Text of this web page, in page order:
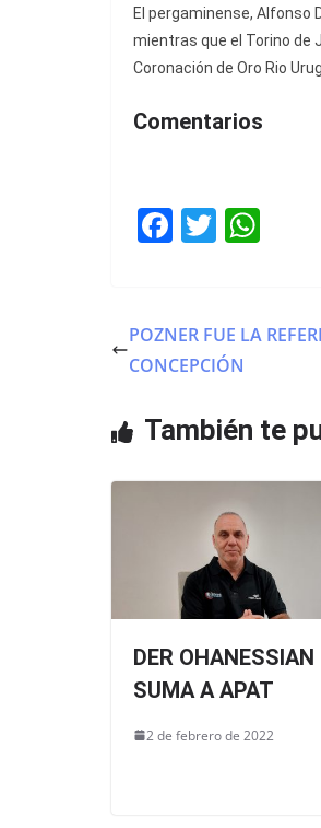
El pergaminense, Alfonso
mientras que el Torino de
Coronación de Oro Rio
Comentarios
F
e
b
o
k
T
er s
p
POZNER FUE LA
CONCEPCIÓN
También te
DER OHANESSIAN
SUMA A APAT
2 de febrero de 2022